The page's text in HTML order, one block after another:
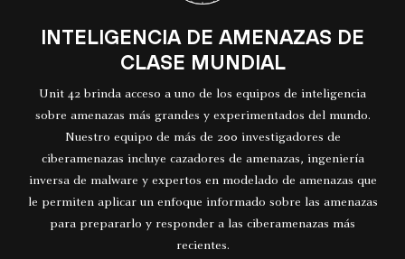
INTELIGENCIA DE AMENAZAS DE
CLASE MUNDIAL
Unit 42 brinda acceso a uno de los equipos de inteligencia
sobre amenazas más grandes y experimentados del mundo.
Nuestro equipo de más de 200 investigadores de
ciberamenazas incluye cazadores de amenazas, ingeniería
inversa de malware y expertos en modelado de amenazas que
le permiten aplicar un enfoque informado sobre las amenazas
para prepararlo y responder a las ciberamenazas más
recientes.